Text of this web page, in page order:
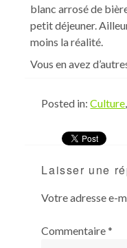
blanc arrosé de
petit déjeuner.
moins la réalité.
Vous en avez
Posted in:Culture,
Laisser une
Votre adresse e-
Commentaire*